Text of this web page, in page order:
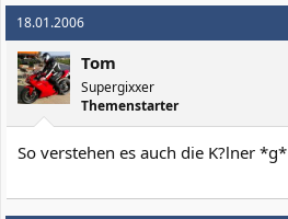
18.01.2006
Tom
Supergixxer
Themenstarter
So verstehen es auch die K?lner *g*